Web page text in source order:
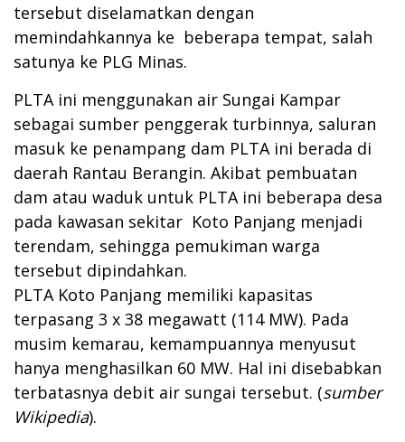
tersebut diselamatkan dengan
memindahkannya ke beberapa tempat, salah
satunya ke PLG Minas.
PLTA ini menggunakan air Sungai Kampar
sebagai sumber penggerak turbinnya, saluran
masuk ke penampang dam PLTA ini berada di
daerah Rantau Berangin. Akibat pembuatan
dam atau waduk untuk PLTA ini beberapa desa
pada kawasan sekitar Koto Panjang menjadi
terendam, sehingga pemukiman warga
tersebut dipindahkan.
PLTA Koto Panjang memiliki kapasitas
terpasang 3 x 38 megawatt (114 MW). Pada
musim kemarau, kemampuannya menyusut
hanya menghasilkan 60 MW. Hal ini disebabkan
terbatasnya debit air sungai tersebut. (sumber
Wikipedia).